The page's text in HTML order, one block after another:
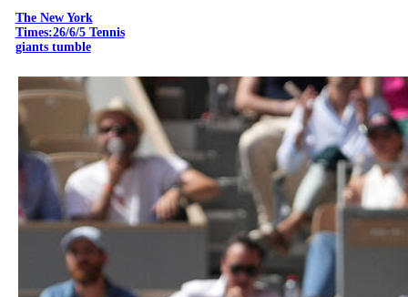
The New York
Times:26/6/5 Tennis
giants tumble